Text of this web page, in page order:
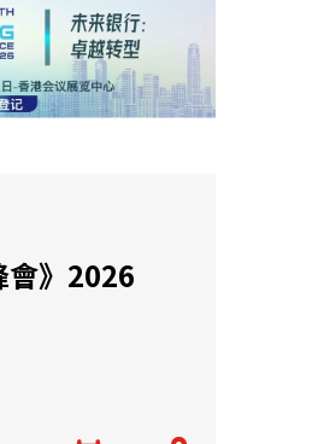
會》2026